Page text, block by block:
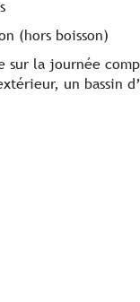
(hors boisson)
sur la journée
un bassin